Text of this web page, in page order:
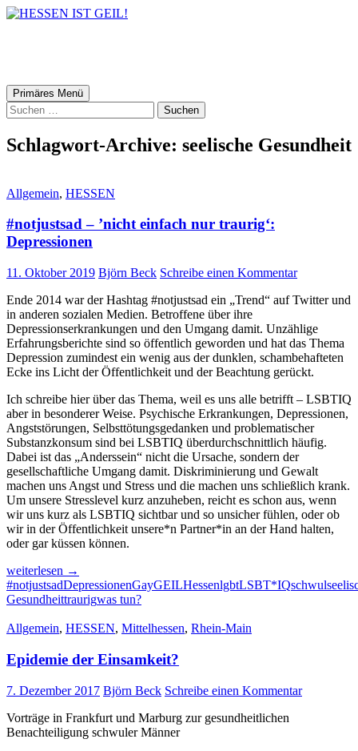
Suchen
Primäres Menü Zum
Inhalt
springen
Suchen
nach:
Schlagwort-Archive: seelische Gesundheit
Allgemein, HESSEN
#notjustsad – ’nicht einfach nur traurig‘:
Depressionen
11. Oktober 2019 Björn Beck Schreibe einen Kommentar
Ende 2014 war der Hashtag #notjustsad ein „Trend“ auf Twitter und
in anderen sozialen Medien. Betroffene über ihre
Depressionserkrankungen und den Umgang damit. Unzählige
Erfahrungsberichte sind so öffentlich geworden und hat das Thema
Depression zumindest ein wenig aus der dunklen, schambehafteten
Ecke ins Licht der Öffentlichkeit und der Beachtung gerückt.
Ich schreibe hier über das Thema, weil es uns alle betrifft – LSBTIQ
aber in besonderer Weise. Psychische Erkrankungen, Depressionen,
Angststörungen, Selbsttötungsgedanken und problematischer
Substanzkonsum sind bei LSBTIQ überdurchschnittlich häufig.
Dabei ist das „Anderssein“ nicht die Ursache, sondern der
gesellschaftliche Umgang damit. Diskriminierung und Gewalt
machen uns Angst und Stress und die machen uns schließlich krank.
Um unsere Stresslevel kurz anzuheben, reicht es schon aus, wenn
wir uns kurz als LSBTIQ sichtbar und so unsicher fühlen, oder ob
wir in der Öffentlichkeit unsere*n Partner*in an der Hand halten,
oder gar küssen können.
#notjustsad
–
’nicht
nur
Depressionen
weiterlesen →
#notjustsadDepressionenGayGEILHessenlgbtLSBT*IQschwul
Gesundheittraurigwas tun?
Allgemein, HESSEN, Mittelhessen, Rhein-Main
Epidemie der Einsamkeit?
7. Dezember 2017 Björn Beck Schreibe einen Kommentar
Vorträge in Frankfurt und Marburg zur gesundheitlichen
Benachteiligung schwuler Männer